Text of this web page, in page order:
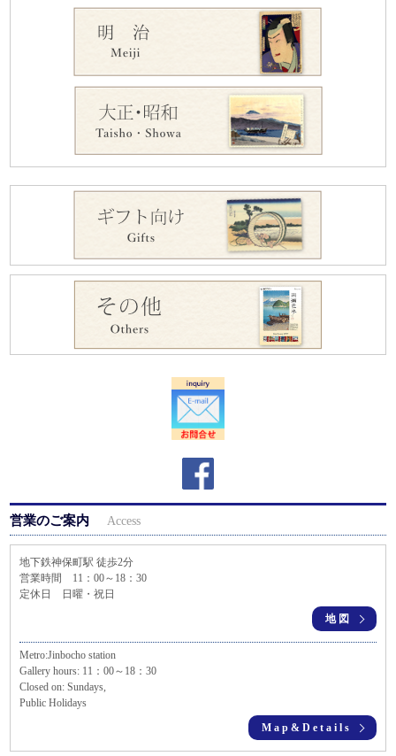
営業のご案内 Access
地下鉄神保町駅 徒歩2分
営業時間 11：00～18：30
定休日 日曜・祝日
地図
Metro:Jinbocho station
Gallery hours: 11：00～18：30
Closed on: Sundays,
Public Holidays
Map&Details